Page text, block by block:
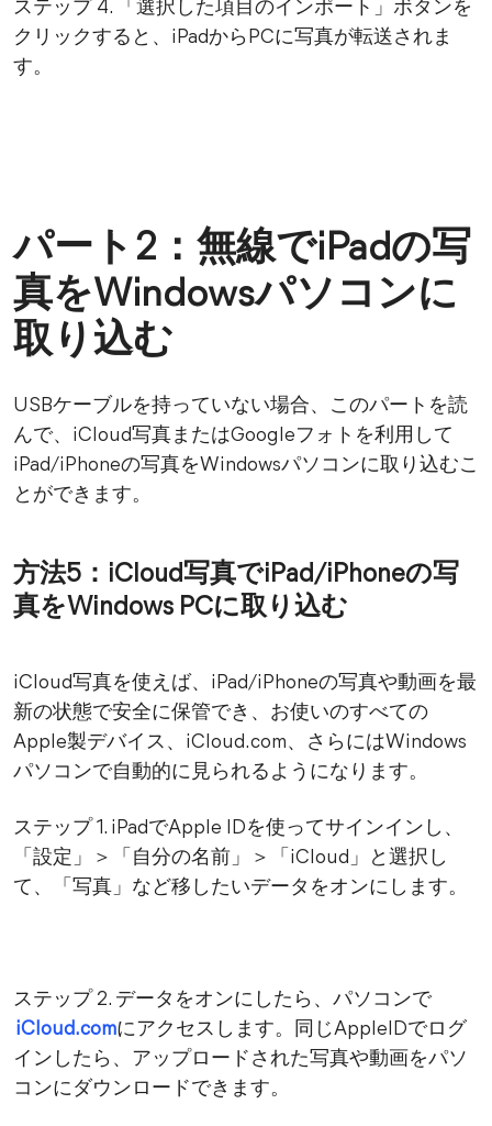
ステップ 4. 「選択した項目のインポート」ボタンを
クリックすると、iPadからPCに写真が転送されま
す。
パート2：無線でiPadの写
真をWindowsパソコンに
取り込む
USBケーブルを持っていない場合、このパートを読
んで、iCloud写真またはGoogleフォトを利用して
iPad/iPhoneの写真をWindowsパソコンに取り込むこ
とができます。
方法5：iCloud写真でiPad/iPhoneの写
真をWindows PCに取り込む
iCloud写真を使えば、iPad/iPhoneの写真や動画を最
新の状態で安全に保管でき、お使いのすべての
Apple製デバイス、iCloud.com、さらにはWindows
パソコンで自動的に見られるようになります。
ステップ 1. iPadでApple IDを使ってサインインし、
「設定」＞「自分の名前」＞「iCloud」と選択し
て、「写真」など移したいデータをオンにします。
ステップ 2. データをオンにしたら、パソコンで
iCloud.comにアクセスします。同じAppleIDでログ
インしたら、アップロードされた写真や動画をパソ
コンにダウンロードできます。